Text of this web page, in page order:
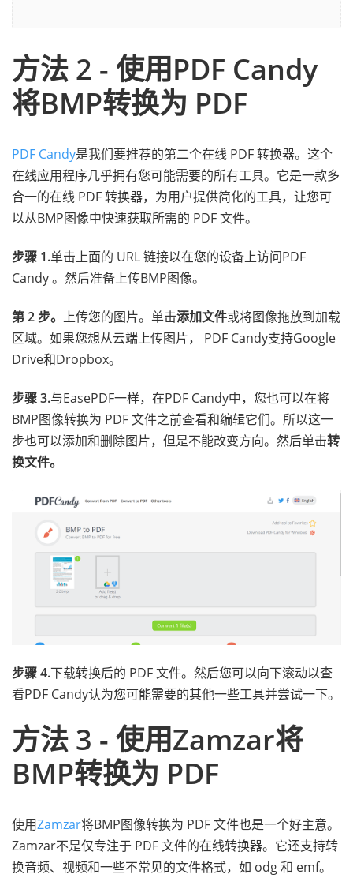
方法 2 - 使用PDF Candy
将BMP转换为 PDF
PDF Candy是我们要推荐的第二个在线 PDF 转换器。这个
在线应用程序几乎拥有您可能需要的所有工具。它是一款多
合一的在线 PDF 转换器，为用户提供简化的工具，让您可
以从BMP图像中快速获取所需的 PDF 文件。
步骤 1.单击上面的 URL 链接以在您的设备上访问PDF
Candy 。然后准备上传BMP图像。
第 2 步。 上传您的图片。单击添加文件或将图像拖放到加载
区域。如果您想从云端上传图片， PDF Candy支持Google
Drive和Dropbox。
步骤 3.与EasePDF一样，在PDF Candy中，您也可以在将
BMP图像转换为 PDF 文件之前查看和编辑它们。所以这一
步也可以添加和删除图片，但是不能改变方向。然后单击转
换文件。
步骤 4.下载转换后的 PDF 文件。然后您可以向下滚动以查
看PDF Candy认为您可能需要的其他一些工具并尝试一下。
方法 3 - 使用Zamzar将
BMP转换为 PDF
使用Zamzar将BMP图像转换为 PDF 文件也是一个好主意。
Zamzar不是仅专注于 PDF 文件的在线转换器。它还支持转
换音频、视频和一些不常见的文件格式，如 odg 和 emf。